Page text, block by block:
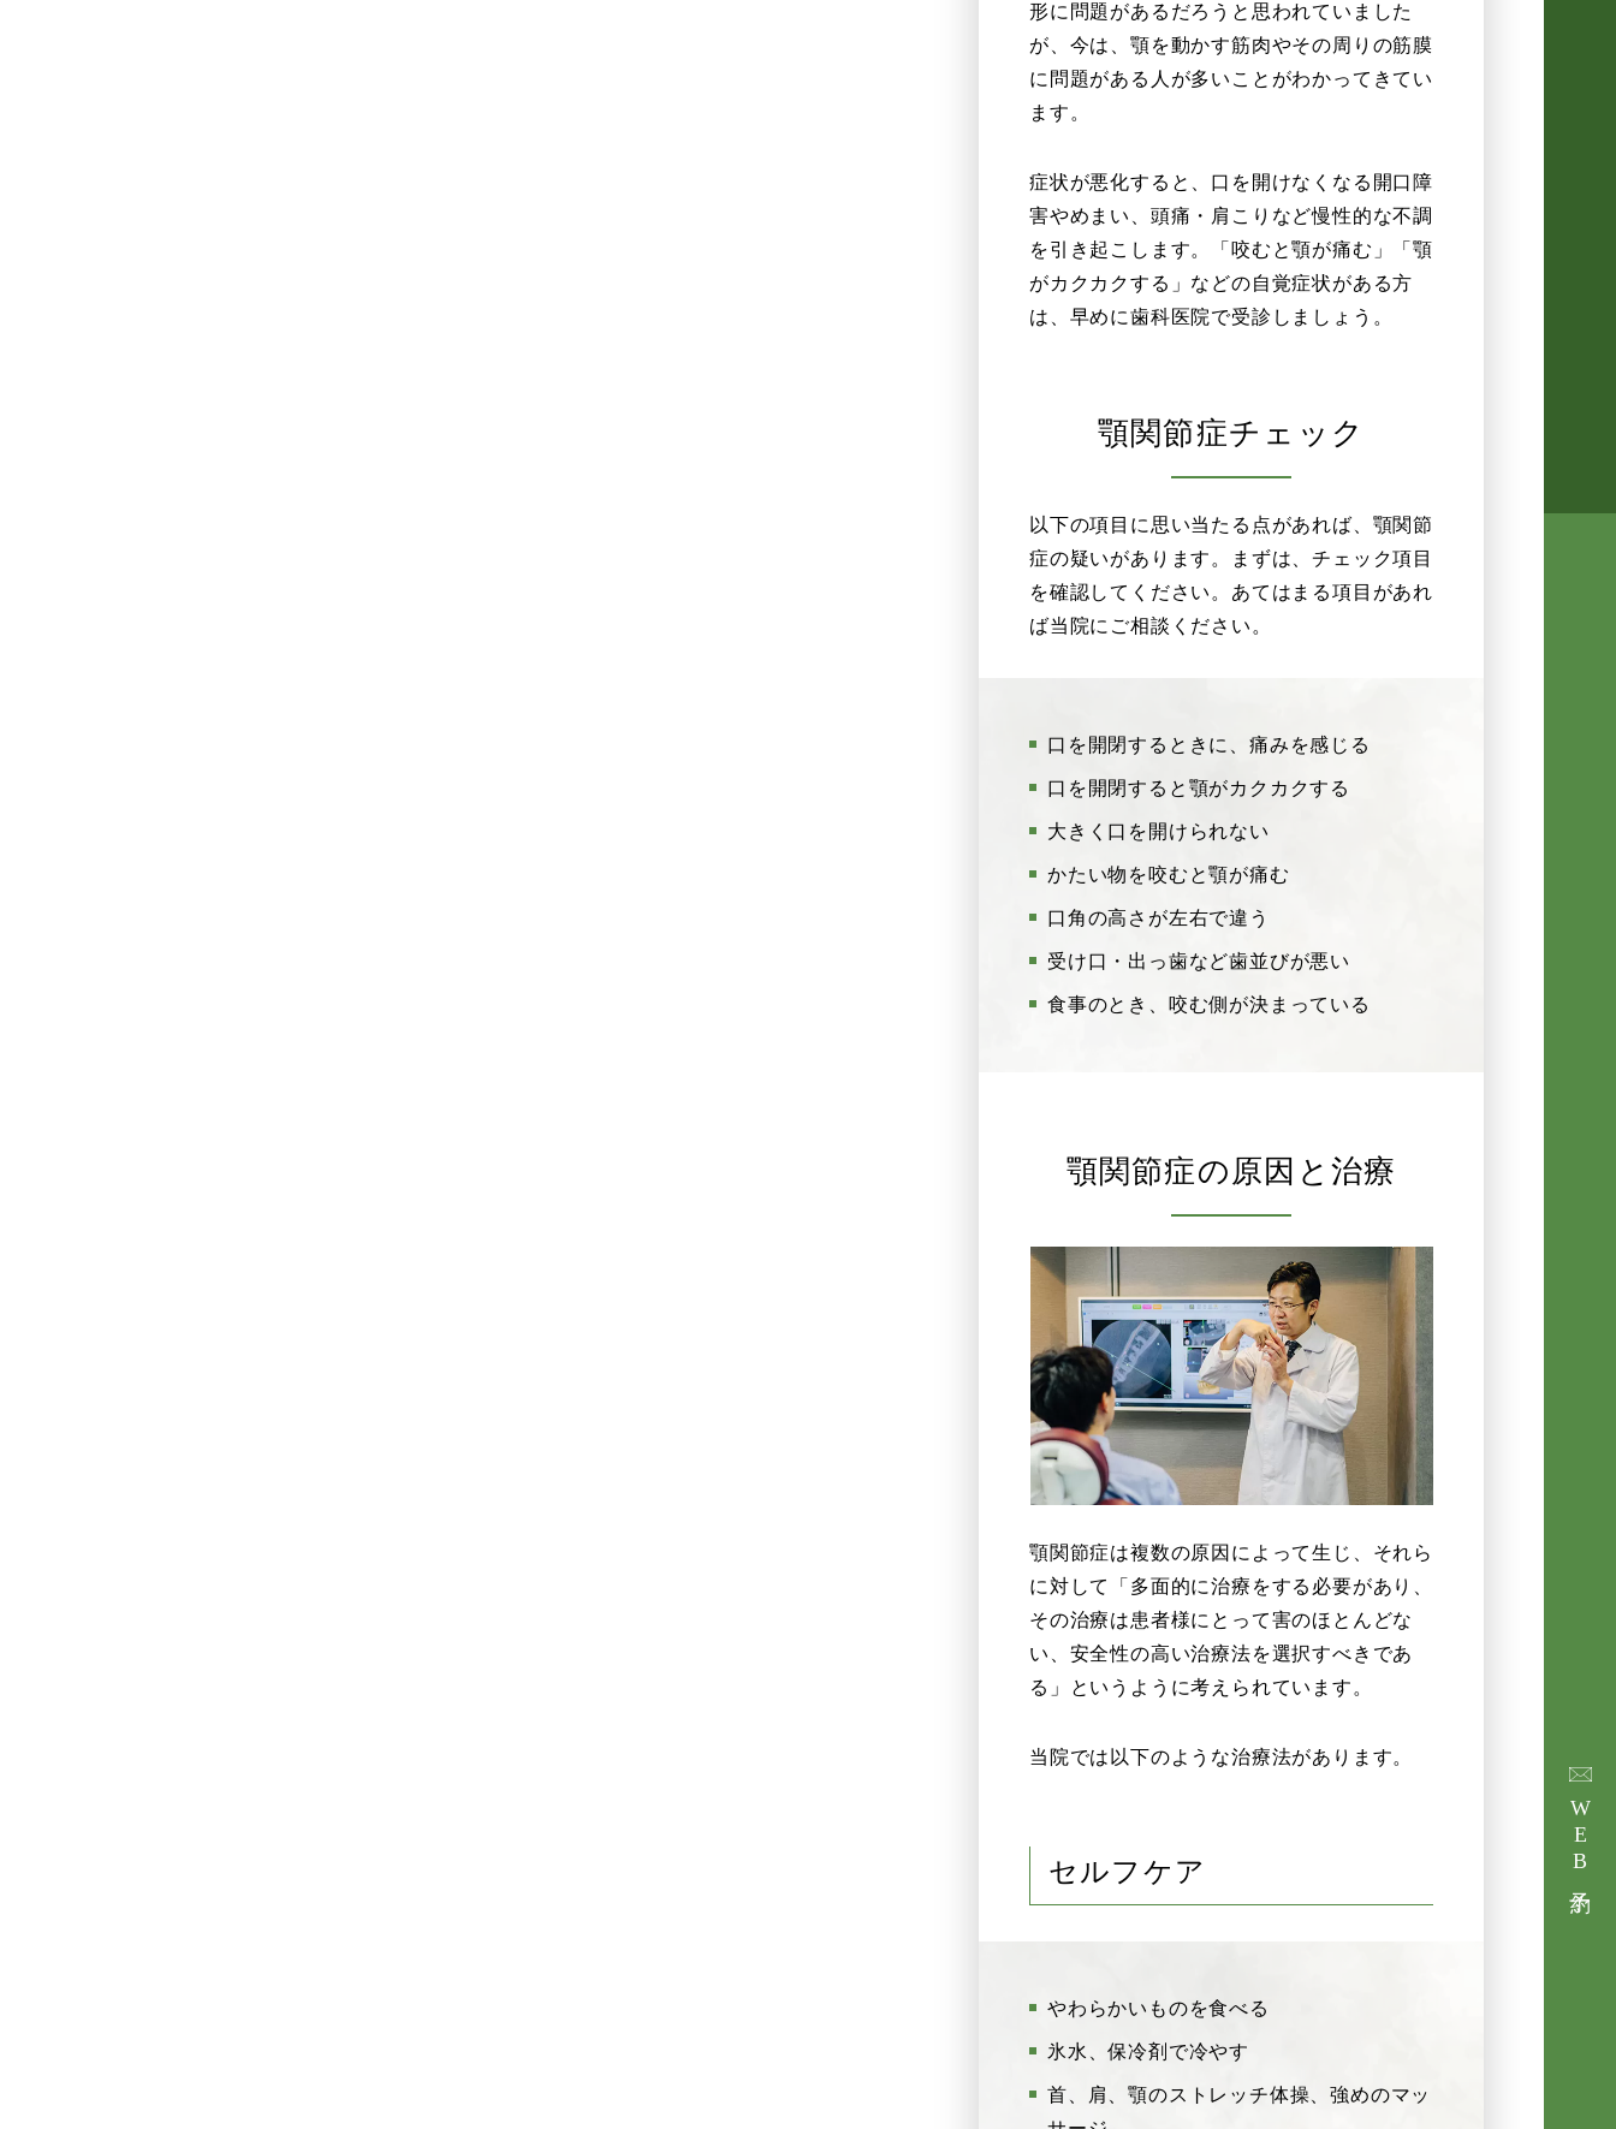
WEB予
形に問題があるだろうと思われていました
が、今は、顎を動かす筋肉やその周りの筋膜
に問題がある人が多いことがわかってきてい
ます。
症状が悪化すると、口を開けなくなる開口障
害やめまい、頭痛・肩こりなど慢性的な不調
を引き起こします。「咬むと顎が痛む」「顎
がカクカクする」などの自覚症状がある方
は、早めに歯科医院で受診しましょう。
顎関節症チェック
以下の項目に思い当たる点があれば、顎関節
症の疑いがあります。まずは、チェック項目
を確認してください。あてはまる項目があれ
ば当院にご相談ください。
口を開閉するときに、痛みを感じる
口を開閉すると顎がカクカクする
大きく口を開けられない
かたい物を咬むと顎が痛む
口角の高さが左右で違う
受け口・出っ歯など歯並びが悪い
食事のとき、咬む側が決まっている
顎関節症の原因と治療
顎関節症は複数の原因によって生じ、それら
に対して「多面的に治療をする必要があり、
その治療は患者様にとって害のほとんどな
い、安全性の高い治療法を選択すべきであ
る」というように考えられています。
当院では以下のような治療法があります。
セルフケア
やわらかいものを食べる
氷水、保冷剤で冷やす
首、肩、顎のストレッチ体操、強めのマッ